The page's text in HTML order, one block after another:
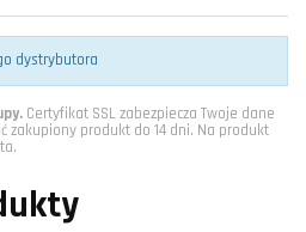
dystrybutora
Certyfikat SSL zabezpiecza Twoje dane
zakupiony produkt do 14 dni. Na produkt